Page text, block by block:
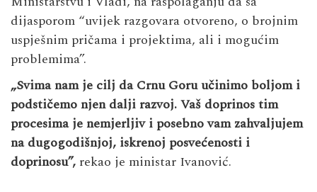
dijasporom “uvijek razgovara otvoreno, o brojnim
uspješnim pričama i projektima, ali i mogućim
problemima”.
„Svima nam je cilj da Crnu Goru učinimo boljom i
podstičemo njen dalji razvoj. Vaš doprinos tim
procesima je nemjerljiv i posebno vam zahvaljujem
na dugogodišnjoj, iskrenoj posvećenosti i
doprinosu”, rekao je ministar Ivanović.